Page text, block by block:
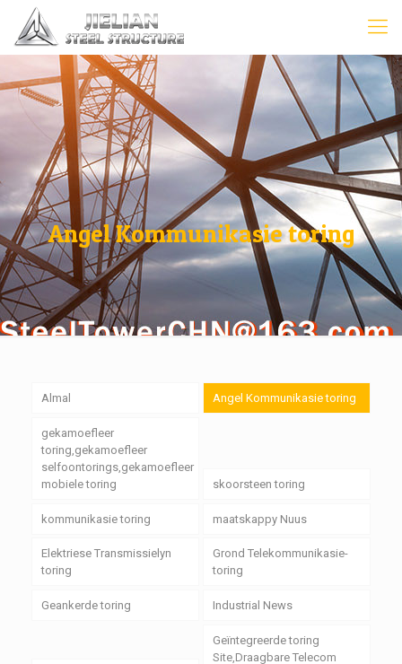
Angel Kommunikasie toring
Almal Angel Kommunikasie toring
gekamoefleer
toring,gekamoefleer
selfoontorings,gekamoefleer
mobiele toring
skoorsteen toring
kommunikasie toring maatskappy Nuus
Elektriese Transmissielyn
toring
Grond Telekommunikasie-
toring
Geankerde toring Industrial News
Geïntegreerde toring
Site,Draagbare Telecom